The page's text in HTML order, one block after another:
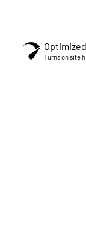
Turns on site